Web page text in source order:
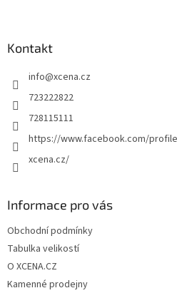
Kontakt
info@xcena.cz
723222822
728115111
https://www.facebook.com/
xcena.cz/
Informace pro vás
Obchodní podmínky
Tabulka velikostí
O XCENA.CZ
Kamenné prodejny